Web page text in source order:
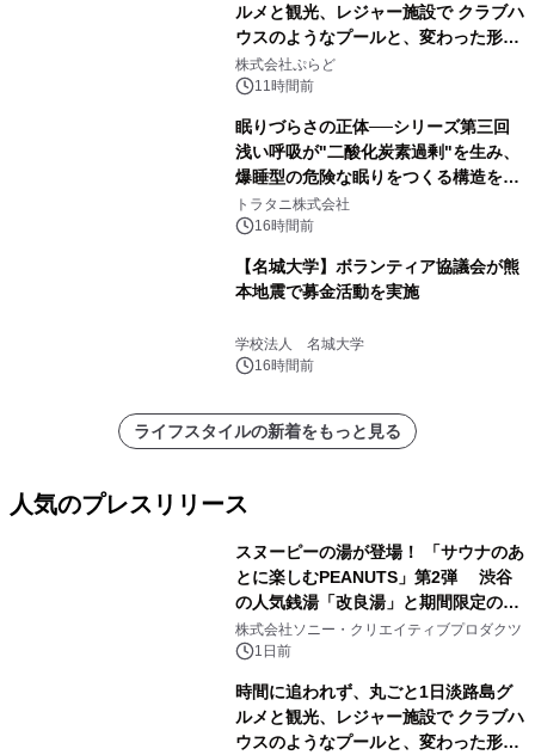
ルメと観光、レジャー施設で クラブハ
ウスのようなプールと、変わった形の
サウナも 「THE BOXY AWAJI」のお
得な素泊まり連泊プランで
株式会社ぷらど
11時間前
眠りづらさの正体──シリーズ第三回
浅い呼吸が"二酸化炭素過剰"を生み、
爆睡型の危険な眠りをつくる構造を解
説
トラタニ株式会社
16時間前
【名城大学】ボランティア協議会が熊
本地震で募金活動を実施
学校法人 名城大学
16時間前
ライフスタイルの新着をもっと見る
人気のプレスリリース
スヌーピーの湯が登場！ 「サウナのあ
とに楽しむPEANUTS」第2弾 渋谷
の人気銭湯「改良湯」と期間限定のコ
ラボレーション サウナイキタイコラ
ボグッズも発売決定！
株式会社ソニー・クリエイティブプロダクツ
1日前
時間に追われず、丸ごと1日淡路島グ
ルメと観光、レジャー施設で クラブハ
ウスのようなプールと、変わった形の